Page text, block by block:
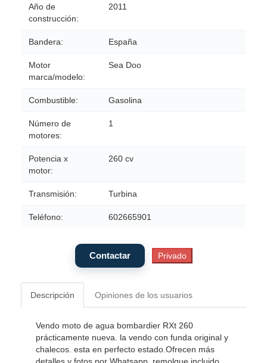
Año de
construcción:
2011
Bandera: España
Motor
marca/modelo:
Sea Doo
Combustible: Gasolina
Número de
motores:
1
Potencia x
motor:
260 cv
Transmisión: Turbina
Teléfono: 602665901
Descripción Opiniones de los usuarios
Vendo moto de agua bombardier RXt 260
prácticamente nueva. la vendo con funda original y
chalecos. esta en perfecto estado.Ofrecen más